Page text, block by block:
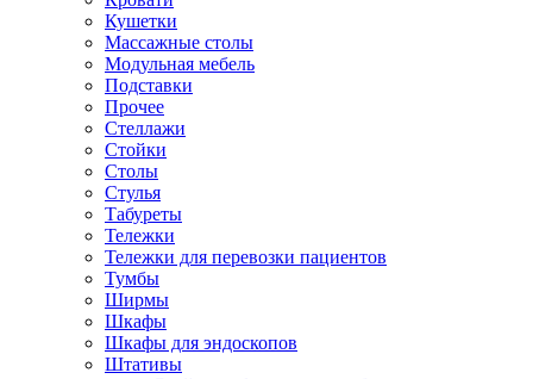
Кушетки
Массажные столы
Модульная мебель
Подставки
Прочее
Стеллажи
Стойки
Столы
Стулья
Табуреты
Тележки
Тележки для перевозки пациентов
Тумбы
Ширмы
Шкафы
Шкафы для эндоскопов
Штативы